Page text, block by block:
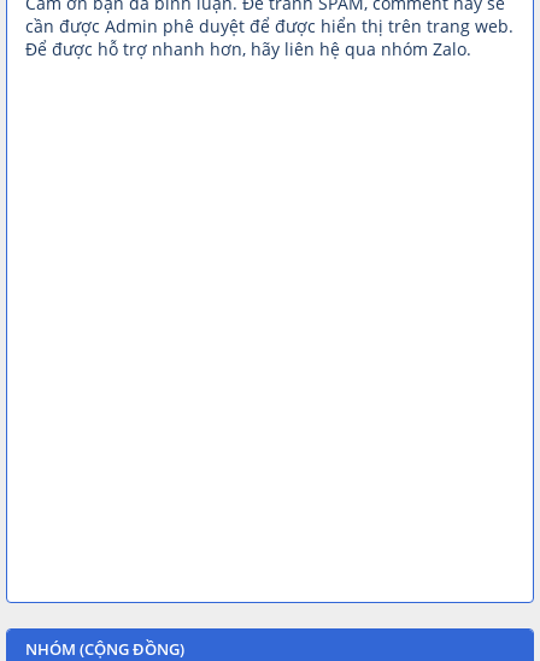
cần được Admin phê duyệt để được hiển thị trên trang web.
Để được hỗ trợ nhanh hơn, hãy liên hệ qua nhóm Zalo.
NHÓM (CỘNG ĐỒNG)